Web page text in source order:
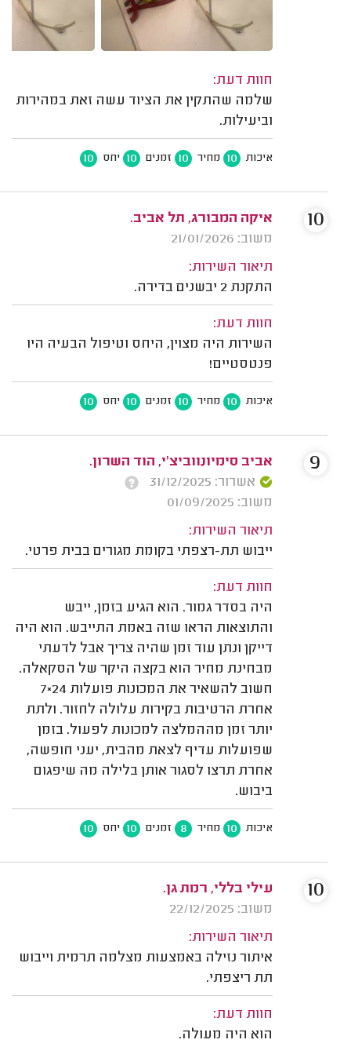
חוות דעת:
שלמה שהתקין את הציוד עשה זאת במהירות
וביעילות.
איכות 10 מחיר 10 זמנים 10 יחס 10
איקה המבורג, תל אביב.
משוב: 21/01/2026
תיאור השירות:
התקנת 2 יבשנים בדירה.
חוות דעת:
השירות היה מצוין, היחס וטיפול הבעיה היו
פנטסטיים!
איכות 10 מחיר 10 זמנים 10 יחס 10
10
אביב סימיונווביצ'י, הוד השרון.
אשרור: 31/12/2025
משוב: 01/09/2025
תיאור השירות:
ייבוש תת-רצפתי בקומת מגורים בבית פרטי.
חוות דעת:
היה בסדר גמור. הוא הגיע בזמן, ייבש
והתוצאות הראו שזה באמת התייבש. הוא היה
דייקן ונתן עוד זמן שהיה צריך אבל לדעתי
מבחינת מחיר הוא בקצה היקר של הסקאלה.
חשוב להשאיר את המכונות פועלות 24×7
אחרת הרטיבות בקירות עלולה לחזור. ולתת
יותר זמן מההמלצה למכונות לפעול. בזמן
שפועלות עדיף לצאת מהבית, יעני חופשה,
אחרת תרצו לסגור אותן בלילה מה שיפגום
ביבוש.
איכות 10 מחיר 8 זמנים 10 יחס 10
9
עילי בללי, רמת גן.
משוב: 22/12/2025
תיאור השירות:
איתור נזילה באמצעות מצלמה תרמית וייבוש
תת ריצפתי.
חוות דעת:
הוא היה מעולה.
10